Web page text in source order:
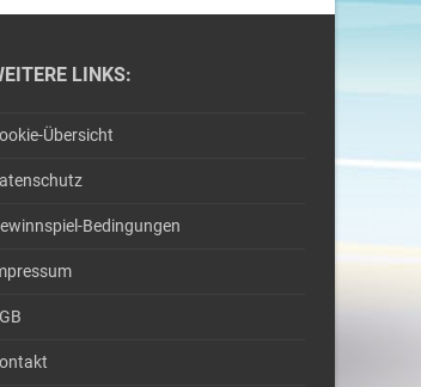
LINKS:
Übersicht
Bedingungen